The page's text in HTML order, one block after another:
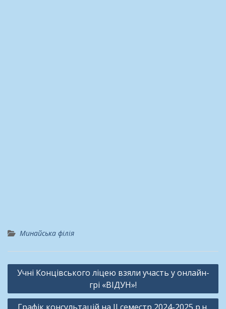
Минайська філія
Навігація
Учні Концівського ліцею взяли участь у онлайн-
грі «ВІДУН»!